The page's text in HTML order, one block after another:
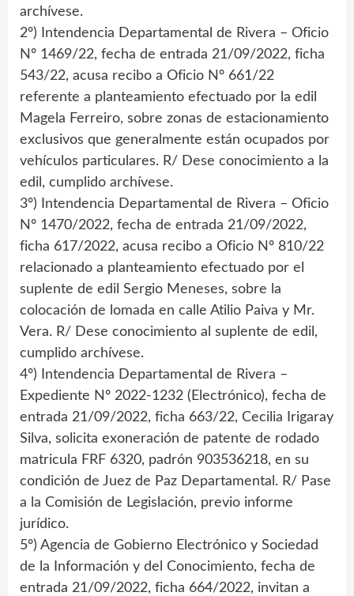
archívese.
2º) Intendencia Departamental de Rivera – Oficio
Nº 1469/22, fecha de entrada 21/09/2022, ficha
543/22, acusa recibo a Oficio Nº 661/22
referente a planteamiento efectuado por la edil
Magela Ferreiro, sobre zonas de estacionamiento
exclusivos que generalmente están ocupados por
vehículos particulares. R/ Dese conocimiento a la
edil, cumplido archívese.
3º) Intendencia Departamental de Rivera – Oficio
Nº 1470/2022, fecha de entrada 21/09/2022,
ficha 617/2022, acusa recibo a Oficio Nº 810/22
relacionado a planteamiento efectuado por el
suplente de edil Sergio Meneses, sobre la
colocación de lomada en calle Atilio Paiva y Mr.
Vera. R/ Dese conocimiento al suplente de edil,
cumplido archívese.
4º) Intendencia Departamental de Rivera –
Expediente Nº 2022-1232 (Electrónico), fecha de
entrada 21/09/2022, ficha 663/22, Cecilia Irigaray
Silva, solicita exoneración de patente de rodado
matricula FRF 6320, padrón 903536218, en su
condición de Juez de Paz Departamental. R/ Pase
a la Comisión de Legislación, previo informe
jurídico.
5º) Agencia de Gobierno Electrónico y Sociedad
de la Información y del Conocimiento, fecha de
entrada 21/09/2022, ficha 664/2022, invitan a